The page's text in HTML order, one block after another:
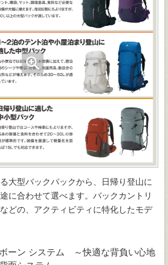
大型バックパックから、日帰り登山に
に合わせて選べます。バックカントリ
どの、アクティビティに特化したモデ
ーン システム ～快適な背負い心地